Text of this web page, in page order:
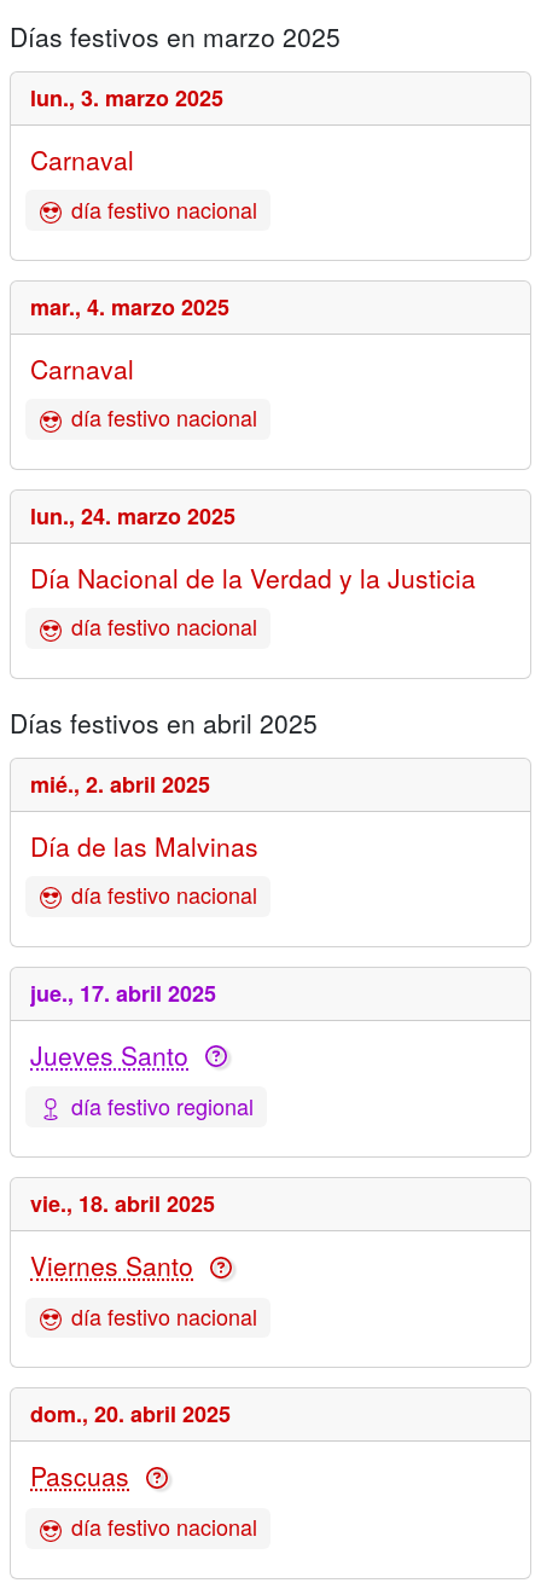
Días festivos en marzo 2025
lun., 3. marzo 2025
Carnaval
día festivo nacional
mar., 4. marzo 2025
Carnaval
día festivo nacional
lun., 24. marzo 2025
Día Nacional de la Verdad y la Justicia
día festivo nacional
Días festivos en abril 2025
mié., 2. abril 2025
Día de las Malvinas
día festivo nacional
jue., 17. abril 2025
Jueves Santo
día festivo regional
vie., 18. abril 2025
Viernes Santo
día festivo nacional
dom., 20. abril 2025
Pascuas
día festivo nacional